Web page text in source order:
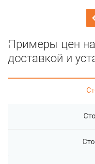
Примеры цен
доставкой и